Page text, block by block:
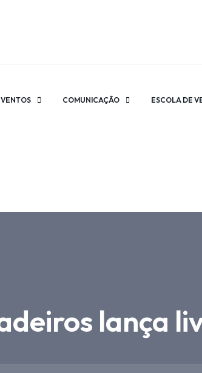
COMUNICAÇÃO ESCOLA DE
lança